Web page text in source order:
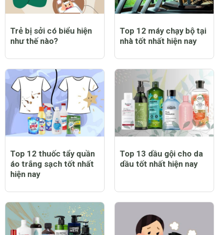
Trẻ bị sởi có biểu hiện
như thế nào?
Top 12 máy chạy bộ tại
nhà tốt nhất hiện nay
Top 12 thuốc tẩy quần
áo trắng sạch tốt nhất
hiện nay
Top 13 dầu gội cho da
dầu tốt nhất hiện nay